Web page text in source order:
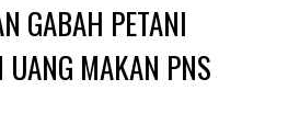
GABAH PETANI
MAKAN PNS